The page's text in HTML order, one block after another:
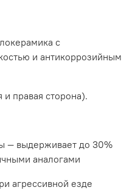
с
и антикоррозийным
и правая сторона).
— выдерживает до 30%
аналогами
агрессивной езде